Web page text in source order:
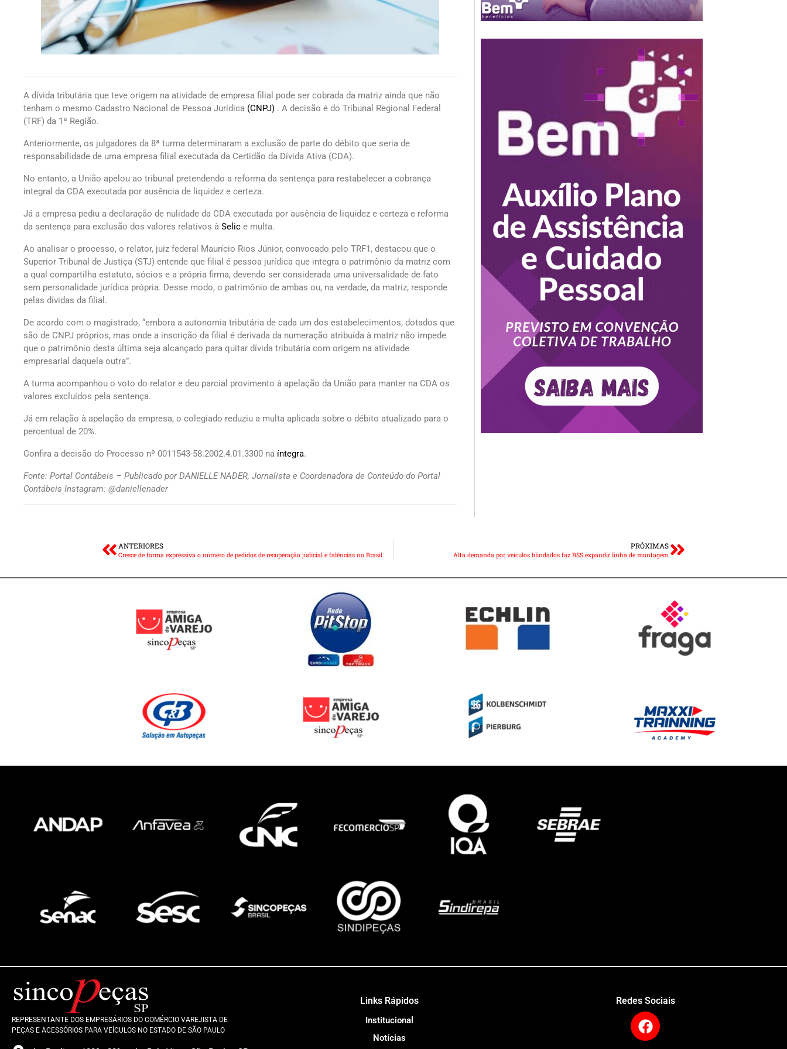
A dívida tributária que teve origem na atividade de empresa filial pode ser cobrada da matriz ainda que não
tenham o mesmo Cadastro Nacional de Pessoa Jurídica (CNPJ) . A decisão é do Tribunal Regional Federal
(TRF) da 1ª Região.
Anteriormente, os julgadores da 8ª turma determinaram a exclusão de parte do débito que seria de
responsabilidade de uma empresa filial executada da Certidão da Dívida Ativa (CDA).
No entanto, a União apelou ao tribunal pretendendo a reforma da sentença para restabelecer a cobrança
integral da CDA executada por ausência de liquidez e certeza.
Já a empresa pediu a declaração de nulidade da CDA executada por ausência de liquidez e certeza e reforma
da sentença para exclusão dos valores relativos à Selic e multa.
Ao analisar o processo, o relator, juiz federal Maurício Rios Júnior, convocado pelo TRF1, destacou que o
Superior Tribunal de Justiça (STJ) entende que filial é pessoa jurídica que integra o patrimônio da matriz com
a qual compartilha estatuto, sócios e a própria firma, devendo ser considerada uma universalidade de fato
sem personalidade jurídica própria. Desse modo, o patrimônio de ambas ou, na verdade, da matriz, responde
pelas dívidas da filial.
De acordo com o magistrado, “embora a autonomia tributária de cada um dos estabelecimentos, dotados que
são de CNPJ próprios, mas onde a inscrição da filial é derivada da numeração atribuída à matriz não impede
que o patrimônio desta última seja alcançado para quitar dívida tributária com origem na atividade
empresarial daquela outra”.
A turma acompanhou o voto do relator e deu parcial provimento à apelação da União para manter na CDA os
valores excluídos pela sentença.
Já em relação à apelação da empresa, o colegiado reduziu a multa aplicada sobre o débito atualizado para o
percentual de 20%.
Confira a decisão do Processo nº 0011543-58.2002.4.01.3300 na íntegra.
Fonte: Portal Contábeis – Publicado por DANIELLE NADER, Jornalista e Coordenadora de Conteúdo do Portal
Contábeis Instagram: @daniellenader
ANTERIORES
Cresce de forma expressiva o número de pedidos de recuperação judicial e falências no Brasil
PRÓXIMAS
Alta demanda por veículos blindados faz BSS expandir linha de montagem
REPRESENTANTE DOS EMPRESÁRIOS DO COMÉRCIO VAREJISTA DE
PEÇAS E ACESSÓRIOS PARA VEÍCULOS NO ESTADO DE SÃO PAULO
Links Rápidos
Institucional
Notícias
Redes Sociais